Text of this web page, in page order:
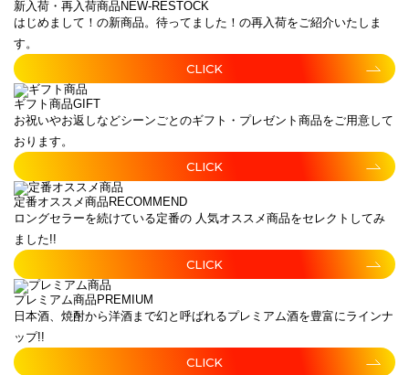
新入荷・再入荷商品 NEW-RESTOCK
はじめまして！の新商品。待ってました！の再入荷をご紹介いたしま
す。
CLICK
ギフト商品GIFT
お祝いやお返しなどシーンごとのギフト・プレゼント商品をご用意して
おります。
CLICK
定番オススメ商品 RECOMMEND
ロングセラーを続けている定番の 人気オススメ商品をセレクトしてみ
ました!!
CLICK
プレミアム商品 PREMIUM
日本酒、焼酎から洋酒まで幻と呼ばれるプレミアム酒を豊富にラインナ
ップ!!
CLICK